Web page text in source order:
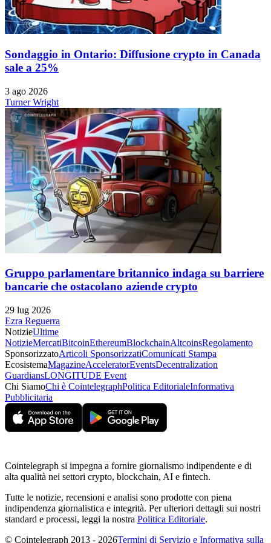
Sondaggio in Ontario: Diffusione crypto in Canada
sale a 25%
3 ago 2026
Turner Wright
Gruppo parlamentare britannico indaga su barriere
bancarie che ostacolano aziende crypto
29 lug 2026
Ezra Reguerra
NotizieUltime
NotizieMercatiBitcoinEthereumBlockchainAltcoinsRegolamento
SponsorizzatoArticoli SponsorizzatiComunicati Stampa
EcosistemaMagazineAcceleratorEventsDecentralization
GuardiansLONGITUDE Event
Chi SiamoChi è CointelegraphPolitica EditorialeInformativa
Pubblicitaria
Cointelegraph si impegna a fornire giornalismo indipendente e di
alta qualità nei settori crypto, blockchain, AI e fintech.
Tutte le notizie, recensioni e analisi sono prodotte con piena
indipendenza giornalistica e integrità. Per ulteriori dettagli sui nostri
standard e processi, leggi la nostra Politica Editoriale.
© Cointelegraph 2013 - 2026Termini di Servizio e Informativa sulla